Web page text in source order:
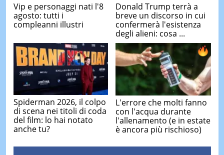
Vip e personaggi nati l'8
agosto: tutti i
compleanni illustri
Donald Trump terrà a
breve un discorso in cui
confermerà l'esistenza
degli alieni: cosa ...
Spiderman 2026, il colpo
di scena nei titoli di coda
del film: lo hai notato
anche tu?
L'errore che molti fanno
con l'acqua durante
l'allenamento (e in estate
è ancora più rischioso)